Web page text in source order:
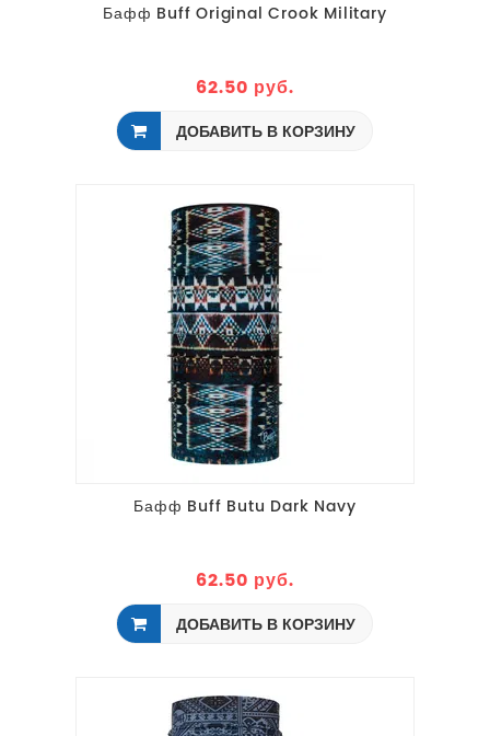
Бафф Buff Original Crook Military
62.50 руб.
ДОБАВИТЬ В КОРЗИНУ
Бафф Buff Butu Dark Navy
62.50 руб.
ДОБАВИТЬ В КОРЗИНУ